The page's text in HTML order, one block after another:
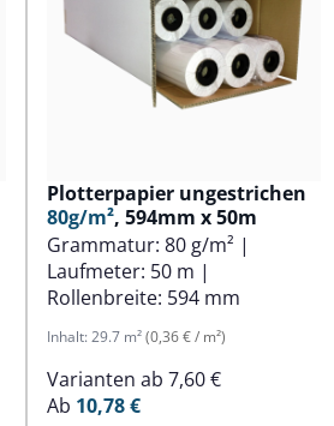
Plotterpapier ungestrichen
80g/m², 594mm x 50m
Grammatur: 80 g/m² |
Laufmeter: 50 m |
Rollenbreite: 594 mm
Inhalt: 29.7 m²(0,36 € / m²)
Varianten ab 7,60 €
Ab 10,78 €